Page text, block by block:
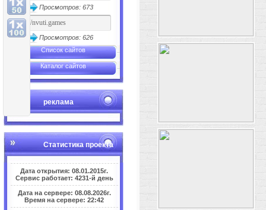
Просмотров: 673
Просмотров: 626
Список сайтов
Каталог сайтов
реклама
Статистика проекта
Дата открытия: 08.01.2015г.
Сервис работает: 4231-й день
Дата на сервере: 08.08.2026г.
Время на сервере: 22:42